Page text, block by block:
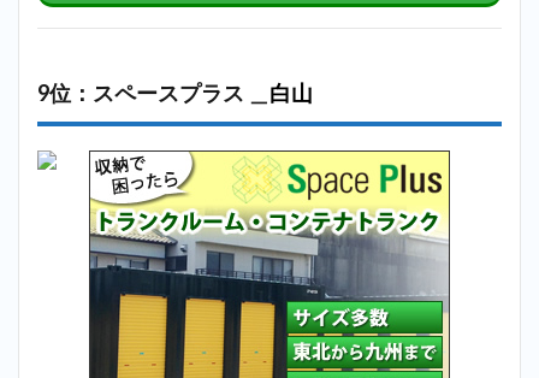
9位：スペースプラス ＿ 白山